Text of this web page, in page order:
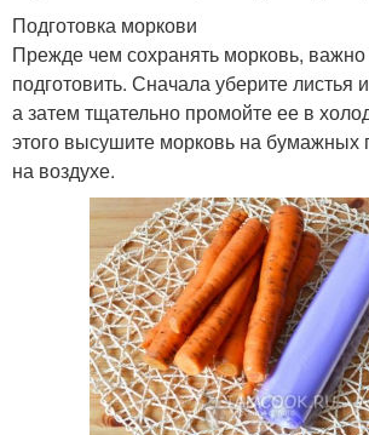
Подготовка моркови
Прежде чем сохранять морковь,
подготовить. Сначала уберите листья
а затем тщательно промойте ее в
этого высушите морковь на бумажных
на воздухе.